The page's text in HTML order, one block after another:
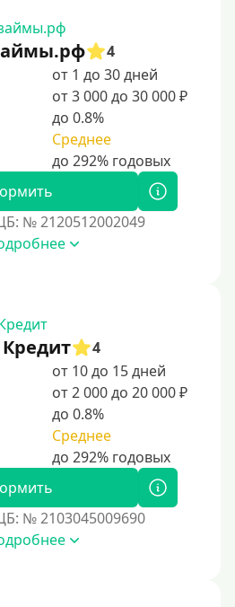
скрытых платежей и
4
от 1 до 30 дней
от 3 000 до 30 000 ₽
до 0.8%
Среднее
№ 2120512002049
Кредит
4
от 10 до 15 дней
от 2 000 до 20 000 ₽
до 0.8%
Среднее
№ 2103045009690